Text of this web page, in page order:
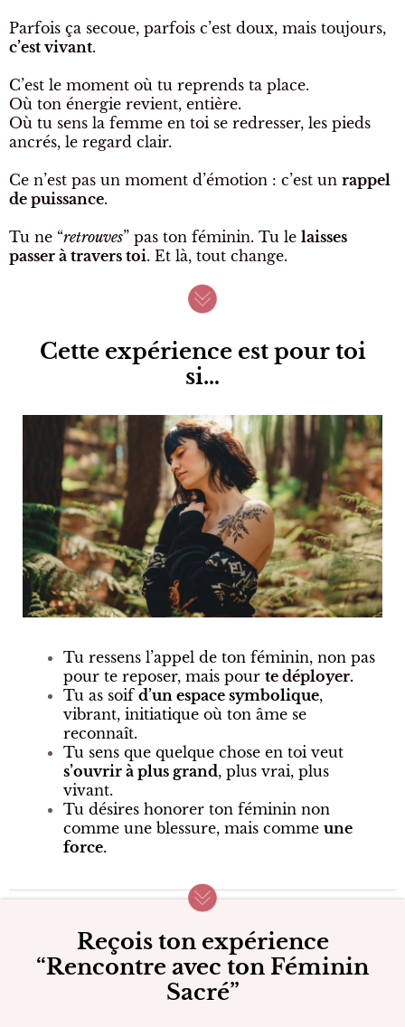
Parfois ça secoue, parfois c’est doux, mais toujours,
c’est vivant.
C’est le moment où tu reprends ta place.
Où ton énergie revient, entière.
Où tu sens la femme en toi se redresser, les pieds
ancrés, le regard clair.
Ce n’est pas un moment d’émotion : c’est un rappel
de puissance.
Tu ne “retrouves” pas ton féminin. Tu le laisses
passer à travers toi. Et là, tout change.
Cette expérience est pour toi
si…
Tu ressens l’appel de ton féminin, non pas
pour te reposer, mais pour te déployer.
Tu as soif d’un espace symbolique,
vibrant, initiatique où ton âme se
reconnaît.
Tu sens que quelque chose en toi veut
s’ouvrir à plus grand, plus vrai, plus
vivant.
Tu désires honorer ton féminin non
comme une blessure, mais comme une
force.
Reçois ton expérience
“Rencontre avec ton Féminin
Sacré”